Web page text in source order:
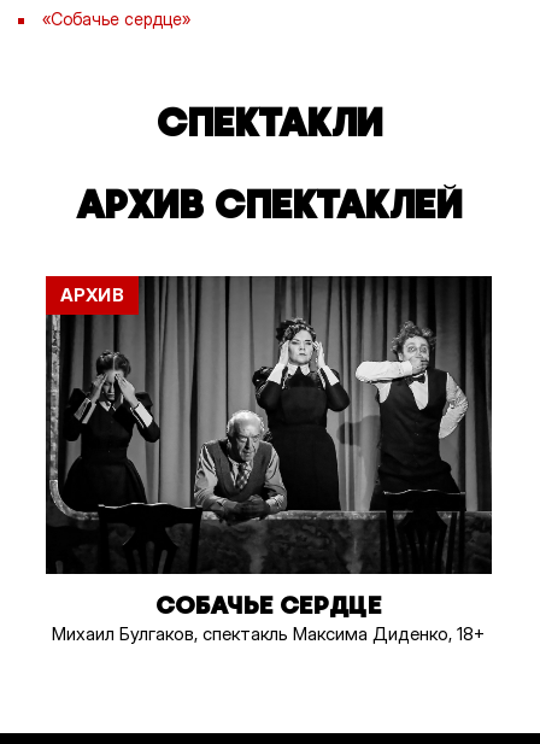
«Собачье сердце»
СПЕКТАКЛИ
АРХИВ СПЕКТАКЛЕЙ
АРХИВ
СОБАЧЬЕ СЕРДЦЕ
Михаил Булгаков, спектакль Максима Диденко, 18+